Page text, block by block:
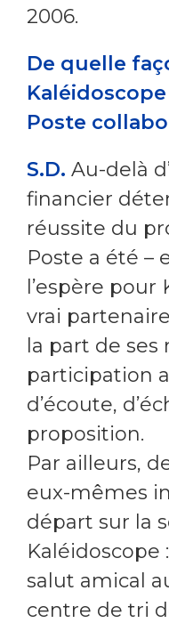
2006.
De quelle
Poste
S.D. Au-delà
financier
réussite du
Poste a été –
l’espère pour
vrai
la part de ses
participation
d’écoute,
proposition.
Par ailleurs,
eux-mêmes
départ sur la
Kaléidoscope
salut amical
centre de tri